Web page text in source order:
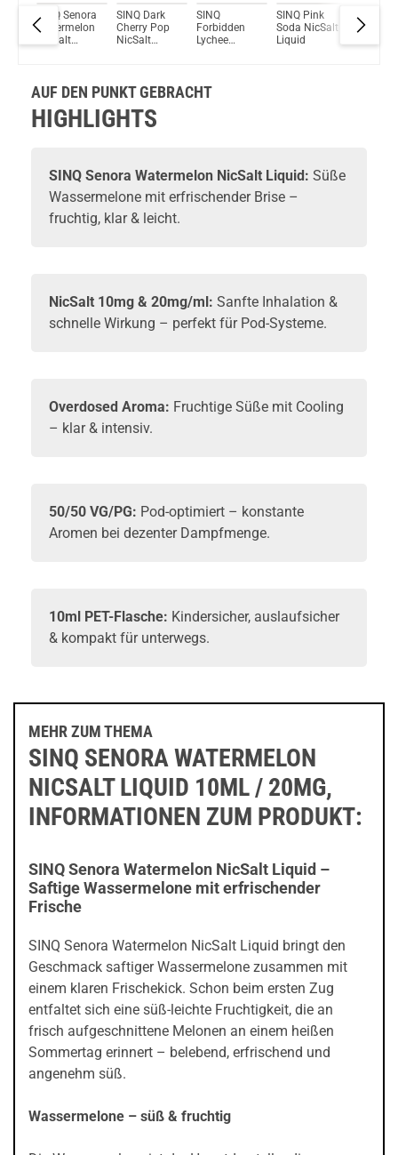
SINQ Senora
Watermelon
NicSalt
SINQ Dark
Cherry Pop
NicSalt
SINQ
Forbidden
Lychee
SINQ Pink
Soda NicSalt
Liquid
SINQ
AUF DEN PUNKT GEBRACHT
HIGHLIGHTS
SINQ Senora Watermelon NicSalt Liquid: Süße
Wassermelone mit erfrischender Brise –
fruchtig, klar & leicht.
NicSalt 10mg & 20mg/ml: Sanfte Inhalation &
schnelle Wirkung – perfekt für Pod-Systeme.
Overdosed Aroma: Fruchtige Süße mit Cooling
– klar & intensiv.
50/50 VG/PG: Pod-optimiert – konstante
Aromen bei dezenter Dampfmenge.
10ml PET-Flasche: Kindersicher, auslaufsicher
& kompakt für unterwegs.
MEHR ZUM THEMA
SINQ SENORA WATERMELON
NICSALT LIQUID 10ML / 20MG,
INFORMATIONEN ZUM PRODUKT:
SINQ Senora Watermelon NicSalt Liquid –
Saftige Wassermelone mit erfrischender
Frische
SINQ Senora Watermelon NicSalt Liquid bringt den
Geschmack saftiger Wassermelone zusammen mit
einem klaren Frischekick. Schon beim ersten Zug
entfaltet sich eine süß-leichte Fruchtigkeit, die an
frisch aufgeschnittene Melonen an einem heißen
Sommertag erinnert – belebend, erfrischend und
angenehm süß.
Wassermelone – süß & fruchtig